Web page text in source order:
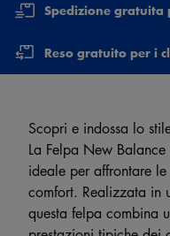
Spedizione
Reso gratuito per i
Scopri e indossa lo
La Felpa New
ideale per affrontare
comfort. Realizzata in
questa felpa combina